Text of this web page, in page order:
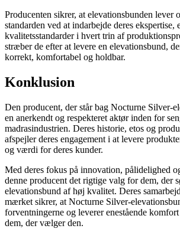
Producenten sikrer, at elevationsbunden lever
standarden ved at indarbejde deres ekspertise,
kvalitetsstandarder i hvert trin af
stræber de efter at levere en elevationsbund,
korrekt, komfortabel og holdbar.
Konklusion
Den producent, der står bag Nocturne Silver-
en anerkendt og respekteret aktør inden for
madrasindustrien. Deres historie, etos og
afspejler deres engagement i at levere
og værdi for deres kunder.
Med deres fokus på innovation, pålidelighed
denne producent det rigtige valg for dem, der
elevationsbund af høj kvalitet. Deres
mærket sikrer, at Nocturne Silver-
forventningerne og leverer enestående
dem, der vælger den.